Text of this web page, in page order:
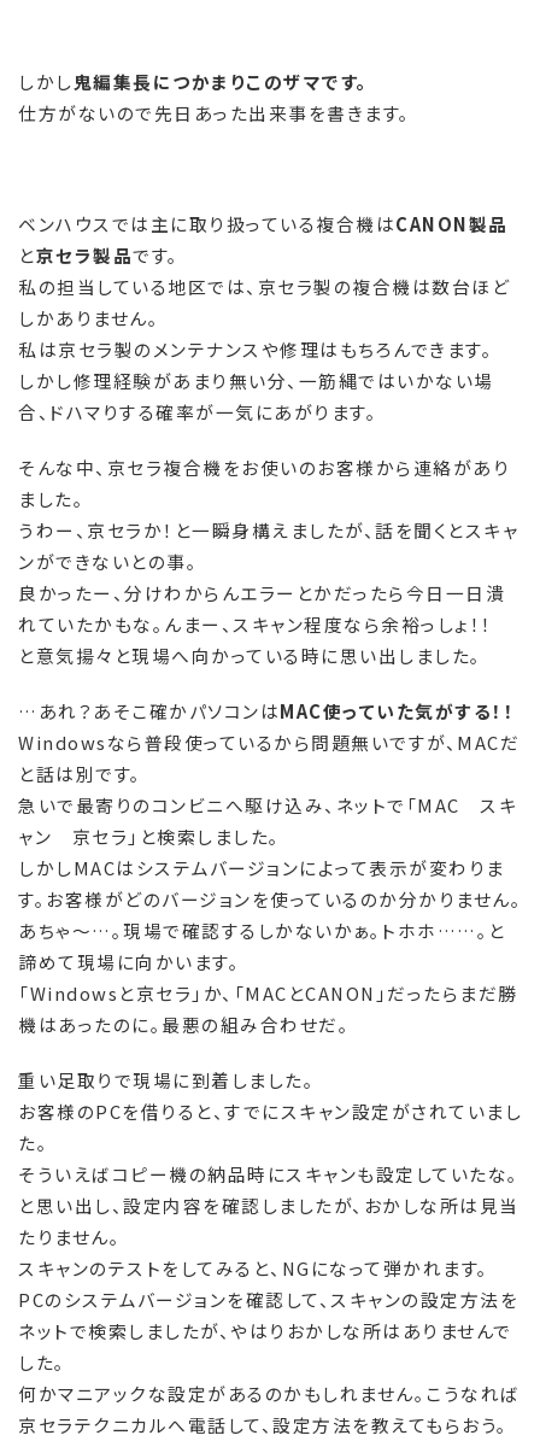
しかし鬼編集長につかまりこのザマです。
仕方がないので先日あった出来事を書きます。
ベンハウスでは主に取り扱っている複合機はCANON製品
と京セラ製品です。
私の担当している地区では、京セラ製の複合機は数台ほど
しかありません。
私は京セラ製のメンテナンスや修理はもちろんできます。
しかし修理経験があまり無い分、一筋縄ではいかない場
合、ドハマりする確率が一気にあがります。
そんな中、京セラ複合機をお使いのお客様から連絡があり
ました。
うわー、京セラか！と一瞬身構えましたが、話を聞くとスキャ
ンができないとの事。
良かったー、分けわからんエラーとかだったら今日一日潰
れていたかもな。んまー、スキャン程度なら余裕っしょ！！
と意気揚々と現場へ向かっている時に思い出しました。
…あれ？あそこ確かパソコンはMAC使っていた気がする！！
Windowsなら普段使っているから問題無いですが、MACだ
と話は別です。
急いで最寄りのコンビニへ駆け込み、ネットで「MAC スキ
ャン 京セラ」と検索しました。
しかしMACはシステムバージョンによって表示が変わりま
す。お客様がどのバージョンを使っているのか分かりません。
あちゃ～…。現場で確認するしかないかぁ。トホホ……。と
諦めて現場に向かいます。
「Windowsと京セラ」か、「MACとCANON」だったらまだ勝
機はあったのに。最悪の組み合わせだ。
重い足取りで現場に到着しました。
お客様のPCを借りると、すでにスキャン設定がされていまし
た。
そういえばコピー機の納品時にスキャンも設定していたな。
と思い出し、設定内容を確認しましたが、おかしな所は見当
たりません。
スキャンのテストをしてみると、NGになって弾かれます。
PCのシステムバージョンを確認して、スキャンの設定方法を
ネットで検索しましたが、やはりおかしな所はありませんで
した。
何かマニアックな設定があるのかもしれません。こうなれば
京セラテクニカルへ電話して、設定方法を教えてもらおう。